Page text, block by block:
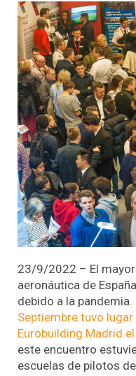
23/9/2022 – El
aeronáutica de
debido a la pandemia.
Septiembre tuvo
Eurobuilding Madrid
este encuentro
escuelas de pilotos